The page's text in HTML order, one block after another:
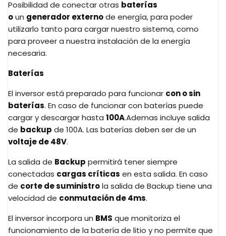
Posibilidad de conectar otras baterías
oun generador externode energía, para poder
utilizarlo tanto para cargar nuestro sistema, como
para proveer a nuestra instalación de la energía
necesaria.
Baterías
El inversor está preparado para funcionar con o sin
baterías. En caso de funcionar con baterías puede
cargar y descargar hasta 100A.Ademas incluye salida
de backup de 100A. Las baterías deben ser de un
voltaje de 48V.
La salida de Backup permitirá tener siempre
conectadas cargas críticas en esta salida. En caso
de corte de suministrola salida de Backup tiene una
velocidad de conmutación de 4ms.
El inversor incorpora un BMS que monitoriza el
funcionamiento de la batería de litio y no permite que